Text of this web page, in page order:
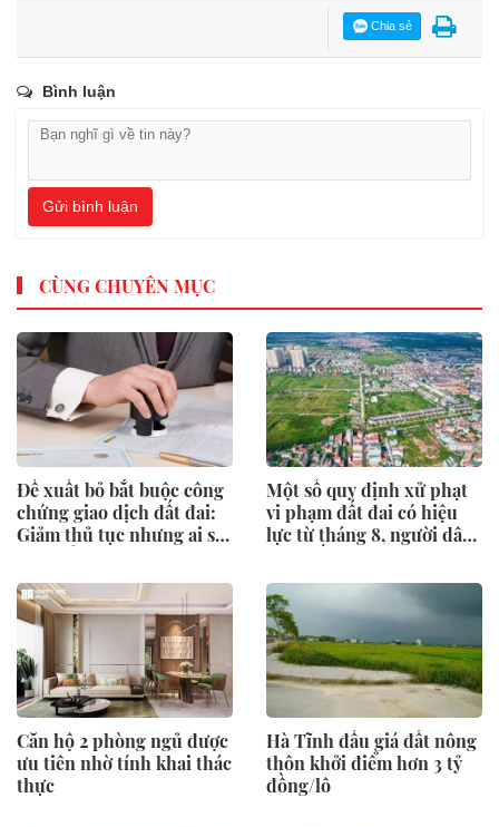
Chia sẻ
Bình luận
Gửi bình luận
CÙNG CHUYÊN MỤC
Đề xuất bỏ bắt buộc công
chứng giao dịch đất đai:
Giảm thủ tục nhưng ai sẽ
Một số quy định xử phạt
vi phạm đất đai có hiệu
lực từ tháng 8, người dân
Căn hộ 2 phòng ngủ được
ưu tiên nhờ tính khai thác
thực
Hà Tĩnh đấu giá đất nông
thôn khởi điểm hơn 3 tỷ
đồng/lô